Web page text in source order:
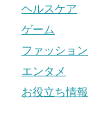
ヘルスケア
ゲーム
ファッション
エンタメ
お役立ち情報